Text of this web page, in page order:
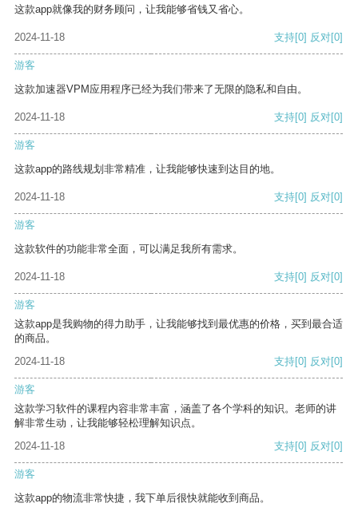
这款app就像我的财务顾问，让我能够省钱又省心。
2024-11-18 支持[0] 反对[0]
游客
这款加速器VPM应用程序已经为我们带来了无限的隐私和自由。
2024-11-18 支持[0] 反对[0]
游客
这款app的路线规划非常精准，让我能够快速到达目的地。
2024-11-18 支持[0] 反对[0]
游客
这款软件的功能非常全面，可以满足我所有需求。
2024-11-18 支持[0] 反对[0]
游客
这款app是我购物的得力助手，让我能够找到最优惠的价格，买到最合适
的商品。
2024-11-18
支持[0] 反对[0]
游客
这款学习软件的课程内容非常丰富，涵盖了各个学科的知识。老师的讲
解非常生动，让我能够轻松理解知识点。
2024-11-18
支持[0] 反对[0]
游客
这款app的物流非常快捷，我下单后很快就能收到商品。